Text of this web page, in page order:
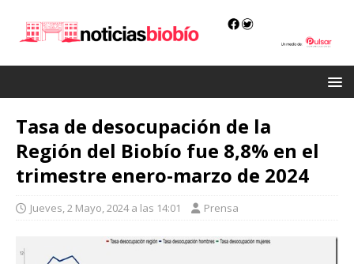
Tasa de desocupación de la
Región del Biobío fue 8,8% en el
trimestre enero-marzo de 2024
Jueves, 2 Mayo, 2024 a las 14:01 Prensa